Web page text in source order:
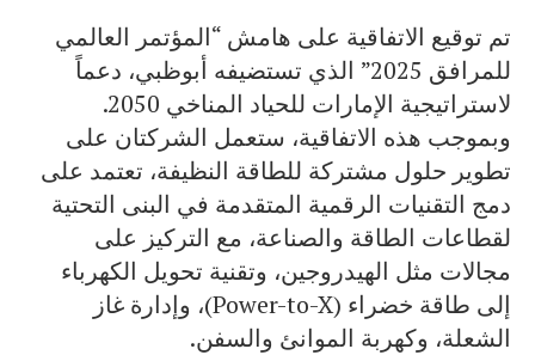
تم توقيع الاتفاقية على هامش “المؤتمر العالمي
للمرافق 2025” الذي تستضيفه أبوظبي، دعماً
لاستراتيجية الإمارات للحياد المناخي 2050.
وبموجب هذه الاتفاقية، ستعمل الشركتان على
تطوير حلول مشتركة للطاقة النظيفة، تعتمد على
دمج التقنيات الرقمية المتقدمة في البنى التحتية
لقطاعات الطاقة والصناعة، مع التركيز على
مجالات مثل الهيدروجين، وتقنية تحويل الكهرباء
إلى طاقة خضراء (Power-to-X)، وإدارة غاز
الشعلة، وكهربة الموانئ والسفن.